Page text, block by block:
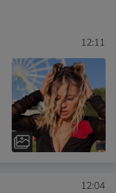
12:11
12:04